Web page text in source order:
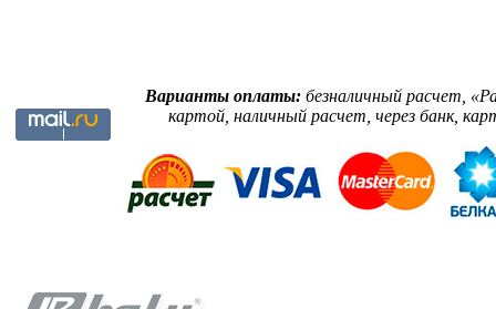
Варианты оплаты: безналичный расчет,
картой, наличный расчет, через банк,